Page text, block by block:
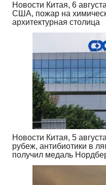
Новости Китая, 6
США, пожар на
архитектурная столица
Новости Китая, 5
рубеж, антибиотики в
получил медаль